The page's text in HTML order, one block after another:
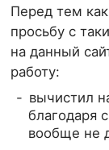
Перед тем
просьбу с
на данный
работу:
вычистил
благодаря
вообще не